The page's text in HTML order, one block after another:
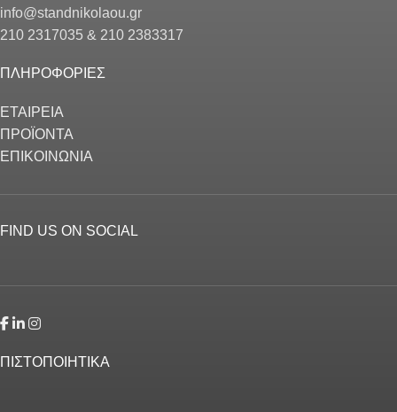
info@standnikolaou.gr
210 2317035 & 210 2383317
ΠΛΗΡΟΦΟΡΙΕΣ
ΕΤΑΙΡΕΙΑ
ΠΡΟΪΟΝΤΑ
ΕΠΙΚΟΙΝΩΝΙΑ
FIND US ON SOCIAL
ΠΙΣΤΟΠΟΙΗΤΙΚΑ